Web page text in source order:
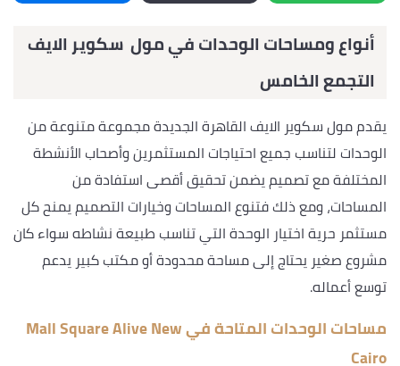
أنواع ومساحات الوحدات في مول سكوير الايف
التجمع الخامس
يقدم مول سكوير الايف القاهرة الجديدة مجموعة متنوعة من
الوحدات لتناسب جميع احتياجات المستثمرين وأصحاب الأنشطة
المختلفة مع تصميم يضمن تحقيق أقصى استفادة من
المساحات، ومع ذلك فتنوع المساحات وخيارات التصميم يمنح كل
مستثمر حرية اختيار الوحدة التي تناسب طبيعة نشاطه سواء كان
مشروع صغير يحتاج إلى مساحة محدودة أو مكتب كبير يدعم
توسع أعماله.
مساحات الوحدات المتاحة فيMall Square Alive New
Cairo